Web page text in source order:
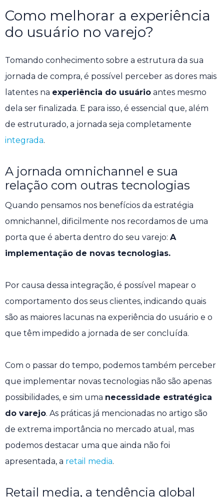
Como melhorar a experiência
do usuário no varejo?
Tomando conhecimento sobre a estrutura da sua
jornada de compra, é possível perceber as dores mais
latentes na experiência do usuário antes mesmo
dela ser finalizada. E para isso, é essencial que, além
de estruturado, a jornada seja completamente
integrada.
A jornada omnichannel e sua
relação com outras tecnologias
Quando pensamos nos benefícios da estratégia
omnichannel, dificilmente nos recordamos de uma
porta que é aberta dentro do seu varejo: A
implementação de novas tecnologias.
Por causa dessa integração, é possível mapear o
comportamento dos seus clientes, indicando quais
são as maiores lacunas na experiência do usuário e o
que têm impedido a jornada de ser concluída.
Com o passar do tempo, podemos também perceber
que implementar novas tecnologias não são apenas
possibilidades, e sim uma necessidade estratégica
do varejo. As práticas já mencionadas no artigo são
de extrema importância no mercado atual, mas
podemos destacar uma que ainda não foi
apresentada, a retail media.
Retail media, a tendência global